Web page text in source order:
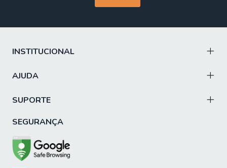
INSTITUCIONAL
AJUDA
SUPORTE
SEGURANÇA